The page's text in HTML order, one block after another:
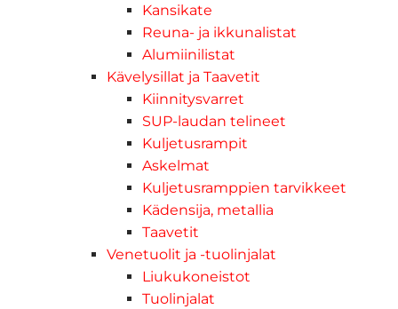
Kansikate
Reuna- ja ikkunalistat
Alumiinilistat
Kävelysillat ja Taavetit
Kiinnitysvarret
SUP-laudan telineet
Kuljetusrampit
Askelmat
Kuljetusramppien tarvikkeet
Kädensija, metallia
Taavetit
Venetuolit ja -tuolinjalat
Liukukoneistot
Tuolinjalat